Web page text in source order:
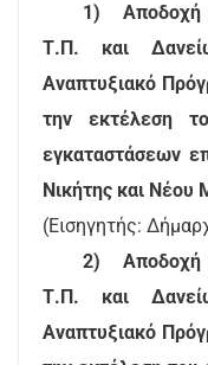
1)
Αποδοχή
Τ.Π. και
Αναπτυξιακό
την εκτέλεση
εγκαταστάσεων
Νικήτης και Νέου
(Εισηγητής:
2)
Αποδοχή
Τ.Π. και
Αναπτυξιακό